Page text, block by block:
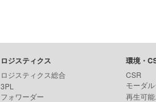
ロジスティクス
ロジスティクス総合
3PL
フォワーダー
環境・
CSR
モーダル
再生可